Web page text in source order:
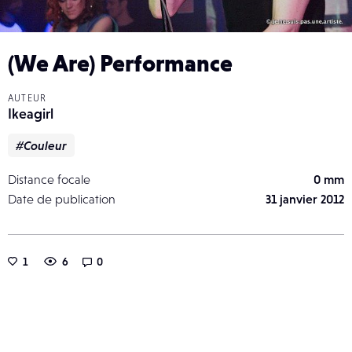
(We Are) Performance
AUTEUR
Ikeagirl
#Couleur
Distance focale
0 mm
Date de publication
31 janvier 2012
1 6 0